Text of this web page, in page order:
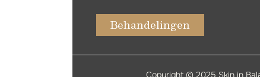
Behandelingen
Copyright © 2025 Skin in